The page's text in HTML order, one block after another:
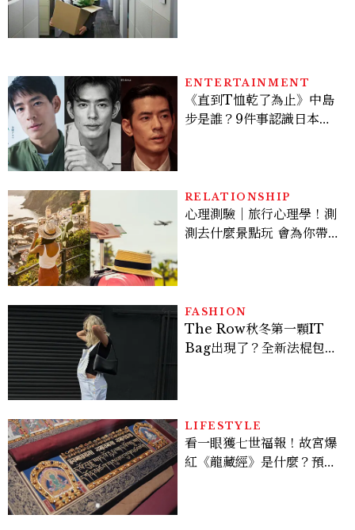
ENTERTAINMENT
《直到T恤乾了為止》中島
步是誰？9件事認識日本
RELATIONSHIP
心理測驗｜旅行心理學！測
測去什麼景點玩 會為你帶來
FASHION
The Row秋冬第一顆IT
Bag出現了？全新法棍包
LIFESTYLE
看一眼獲七世福報！故宮爆
紅《龍藏經》是什麼？預約